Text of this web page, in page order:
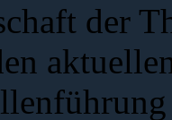
der